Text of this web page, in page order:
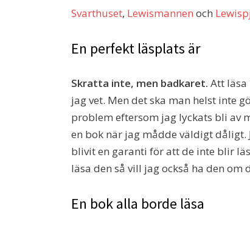
Svarthuset, Lewismannen och
En perfekt läsplats är
Skratta inte, men badkaret. Att läsa
jag vet. Men det ska man helst inte
problem eftersom jag lyckats bli av
en bok när jag mådde väldigt
blivit en garanti för att de inte blir
läsa den så vill jag också ha den om
En bok alla borde läsa